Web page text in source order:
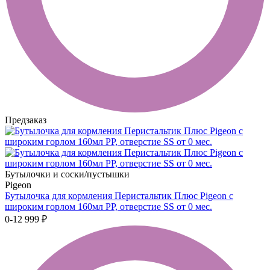
Предзаказ
Бутылочки и соски/пустышки
Pigeon
Бутылочка для кормления Перистальтик Плюс Pigeon с
широким горлом 160мл PP, отверстие SS от 0 мес.
0-12 999 ₽